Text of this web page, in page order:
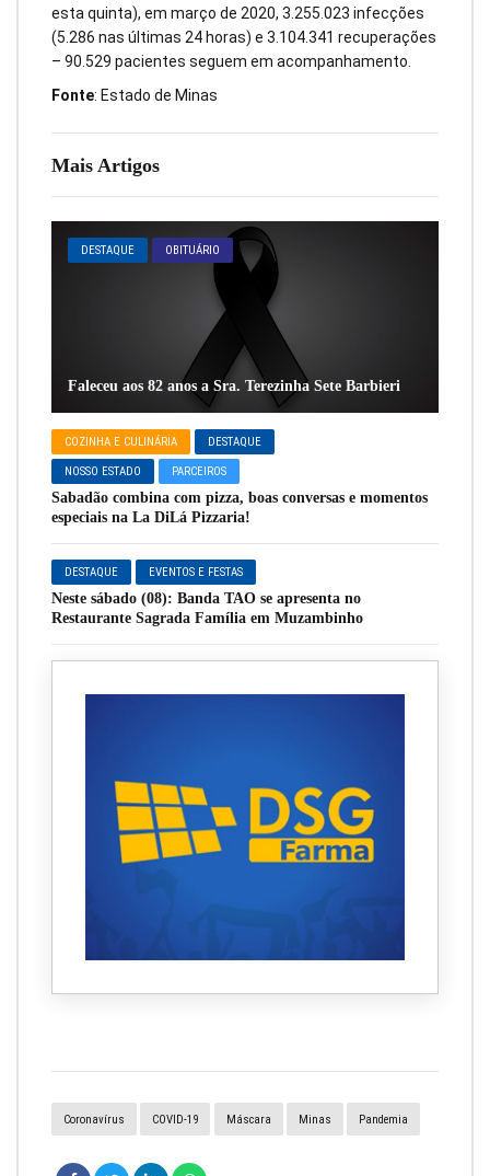
Mais Artigos
DESTAQUE OBITUÁRIO
Faleceu aos 82 anos a Sra. Terezinha Sete Barbieri
COZINHA E CULINÁRIA DESTAQUE
NOSSO ESTADO PARCEIROS
Sabadão combina com pizza, boas conversas e momentos
especiais na La DiLá Pizzaria!
DESTAQUE EVENTOS E FESTAS
Neste sábado (08): Banda TAO se apresenta no
Restaurante Sagrada Família em Muzambinho
esta quinta), em março de 2020, 3.255.023 infecções
(5.286 nas últimas 24 horas) e 3.104.341 recuperações
– 90.529 pacientes seguem em acompanhamento.
Fonte: Estado de Minas
Coronavírus COVID-19 Máscara Minas Pandemia